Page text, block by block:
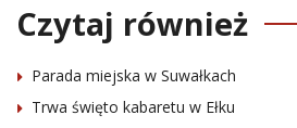
Czytaj również
Parada miejska w Suwałkach
Trwa święto kabaretu w Ełku